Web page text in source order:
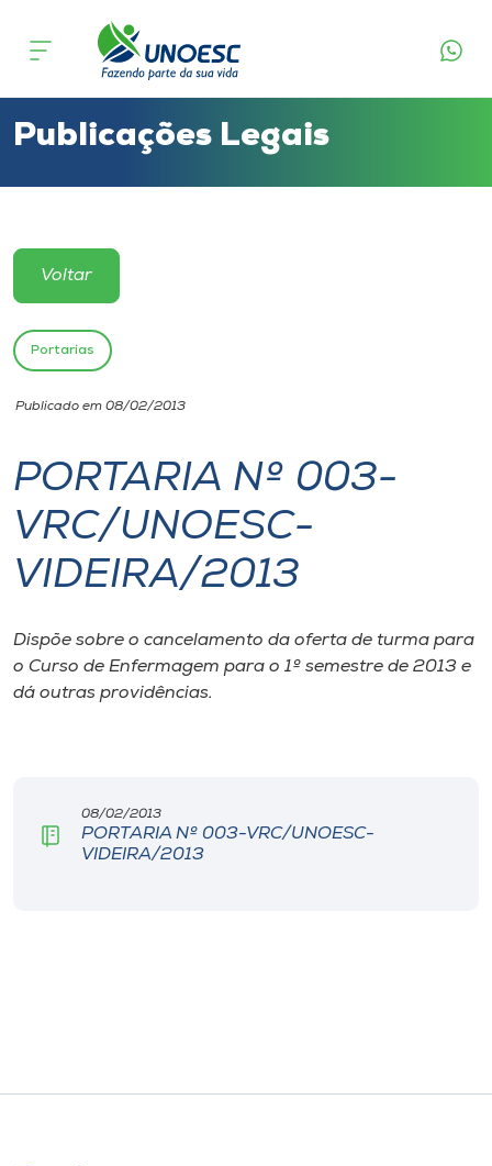
Cursos
Atendimento ao Estudante
Portal de Ensino
Unoesc
Internacionalização
I.nova
Cultura
Store
Publicações Legais
Voltar
Portarias
Publicado em 08/02/2013
PORTARIA Nº 003-
VRC/UNOESC-
VIDEIRA/2013
Dispõe sobre o cancelamento da oferta de turma para
o Curso de Enfermagem para o 1º semestre de 2013 e
dá outras providências.
08/02/2013
PORTARIA Nº 003-VRC/UNOESC-
VIDEIRA/2013